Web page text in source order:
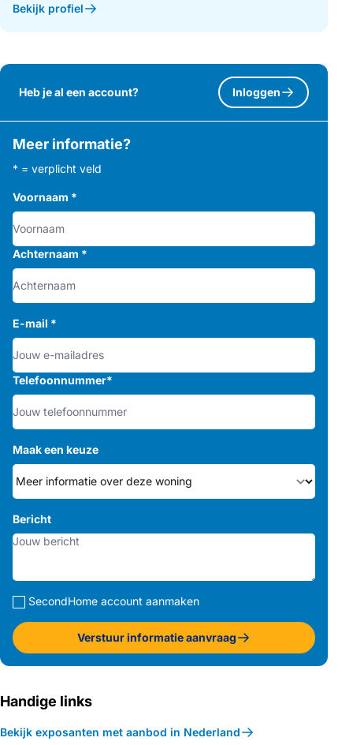
Bekijk profiel
Heb je al een account? Inloggen
Meer informatie?
* = verplicht veld
Voornaam *
Achternaam *
E-mail *
Telefoonnummer*
Maak een keuze
Bericht
SecondHome account aanmaken
Verstuur informatie aanvraag
Handige links
Bekijk exposanten met aanbod in Nederland